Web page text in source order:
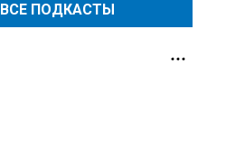
ВСЕ ПОДКАСТЫ